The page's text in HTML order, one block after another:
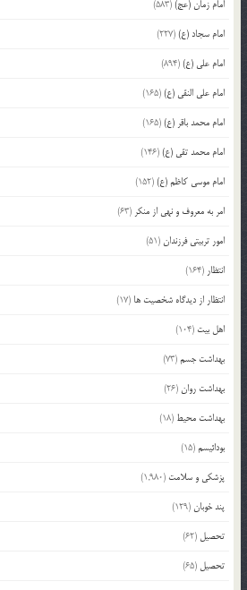
امام زمان (عج)(583)
امام سجاد (ع)(227)
امام علی (ع)(894)
امام علی النقی (ع)(165)
امام محمد باقر (ع)(165)
امام محمد تقی (ع)(146)
امام موسی کاظم (ع)(152)
امر به معروف و نهی از منکر (63)
امور تربیتی فرزندان(51)
انتظار (164)
انتظار از دیدگاه شخصیت ها (17)
اهل بیت (104)
بهداشت جسم(73)
بهداشت روان(26)
بهداشت محیط (18)
بودائیسم(15)
پزشکی و سلامت (1,980)
پند خوبان(129)
تحصیل (62)
تحصیل (65)